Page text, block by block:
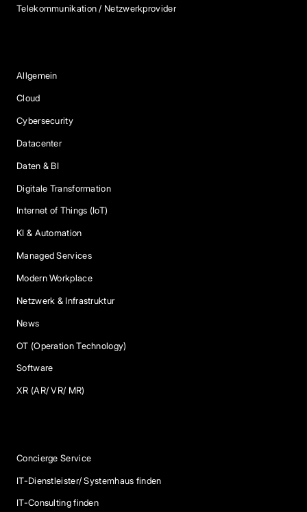
Telekommunikation / Netzwerkprovider
Allgemein
Cloud
Cybersecurity
Datacenter
Daten & BI
Digitale Transformation
Internet of Things (IoT)
KI & Automation
Managed Services
Modern Workplace
Netzwerk & Infrastruktur
News
OT (Operation Technology)
Software
XR (AR/ VR/ MR)
Concierge Service
IT-Dienstleister/ Systemhaus finden
IT-Consulting finden